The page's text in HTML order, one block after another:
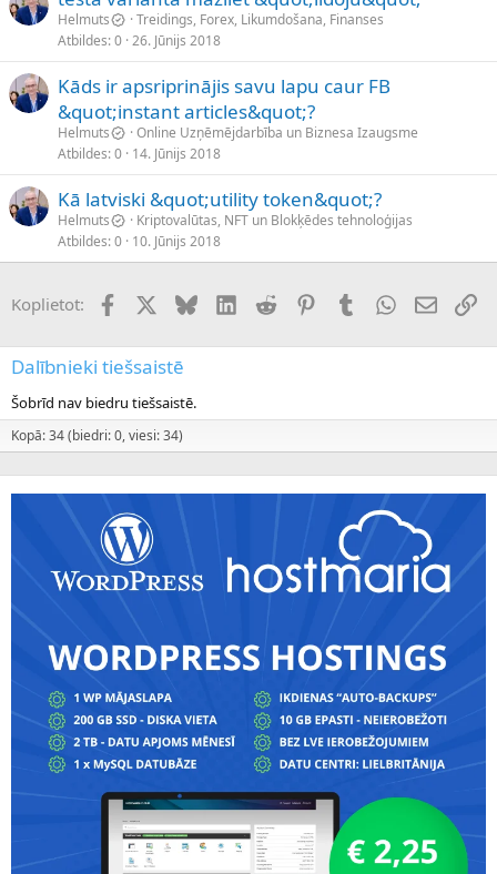
Helmuts
Treidings, Forex, Likumdošana, Finanses
Atbildes 0 26. Jūnijs 2018
Kāds ir apsriprinājis savu lapu caur FB
&quot;instant articles&quot;?
Helmuts
Online Uzņēmējdarbība un Biznesa Izaugsme
Atbildes 0 14. Jūnijs 2018
Kā latviski &quot;utility token&quot;?
Helmuts
Kriptovalūtas, NFT un Blokķēdes tehnoloģijas
Atbildes 0 10. Jūnijs 2018
Koplietot: FacebookX (Twitter)
BlueskyLinkedInReddit PinterestTumblrWhatsApp
E-pasts
Dalībnieki tiešsaistē
Šobrīd nav biedru tiešsaistē.
Kopā: 34 (biedri: 0, viesi: 34)